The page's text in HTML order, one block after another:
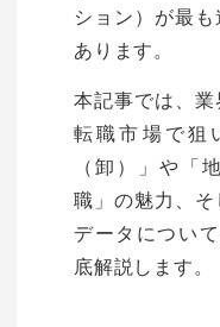
ション）が最
あります。
本記事では、
転職市場で狙
（卸）」や「
職」の魅力、
データについ
底解説します。